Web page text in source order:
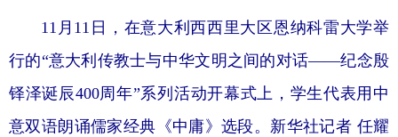
11月11日，在意大利西西里大区恩纳科雷大学举
行的“意大利传教士与中华文明之间的对话——纪念殷
铎泽诞辰400周年”系列活动开幕式上，学生代表用中
意双语朗诵儒家经典《中庸》选段。 新华社记者 任耀